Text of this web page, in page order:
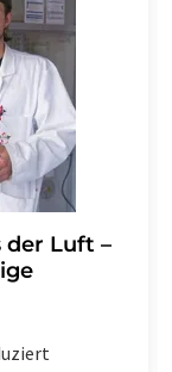
der Luft –